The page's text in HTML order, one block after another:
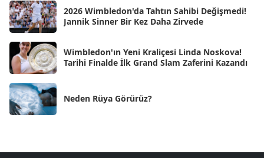
Ağu 2024 [10]
Tem 2024
Haz 2024 [30]
Nis 2024 [59]
2026 Wimbledon'da Tahtın Sahibi Değişmedi!
Jannik Sinner Bir Kez Daha Zirvede
Wimbledon'ın Yeni Kraliçesi Linda Noskova!
Tarihi Finalde İlk Grand Slam Zaferini Kazandı
Neden Rüya Görürüz?